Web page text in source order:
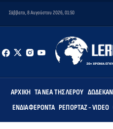
Σάββατο, 8 Αυγούστου 2026, 01:50
ΑΡΧΙΚΉ ΤΑ ΝΈΑ ΤΗΣ ΛΈΡΟΥ
ΕΝΔΙΑΦΈΡΟΝΤΑ ΡΕΠΟΡΤΆΖ - VIDEO